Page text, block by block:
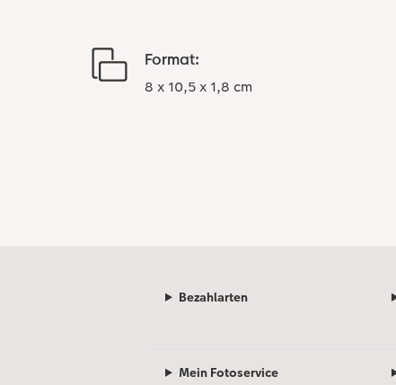
Format:
8 x 10,5 x 1,8 cm
Bezahlarten
Mein Fotoservice